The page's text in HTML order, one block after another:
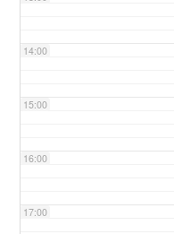
14:00
15:00
16:00
17:00